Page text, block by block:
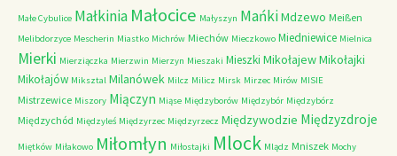
Małe Cybulice Małkinia Małocice Małyszyn MańkiMdzewo Meißen
Melibdorzyce Mescherin Miastko Michrów Miechów Mieczkowo Miedniewice Mielnica
Mierki Mierziączka Mierzwin Mierzyn Mieszaki Mieszki MikołajewMikołajki
Mikołajów Miksztal Milanówek Milcz Milicz Mirsk Mirzec Mirów MISIE
Mistrzewice Miszory Miączyn Miąse Międzyborów Międzybór Międzybórz
Międzychód Międzyleś Międzyrzec Międzyrzecz Międzywodzie Międzyzdroje
Miętków Miłakowo Miłomłyn Miłostajki Mlock Mlądz Mniszek Mochy